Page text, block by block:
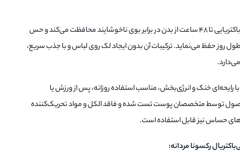
این اسپری با فرمولاسیون ویژه ضد باکتریایی تا ۴۸ ساعت از بدن در برابر بوی ناخوشایند محافظت می‌کند و حس
طول روز حفظ می‌نماید. ترکیبات آن بدون ایجاد لک روی لباس و با جذب سریع،
با رایحه‌ای خنک و انرژی‌بخش، مناسب استفاده روزانه، پس از ورزش یا
توسط متخصصان پوست تست شده و فاقد الکل و مواد تحریک‌کننده
حساس نیز قابل استفاده است.
رکسونا مردانه: